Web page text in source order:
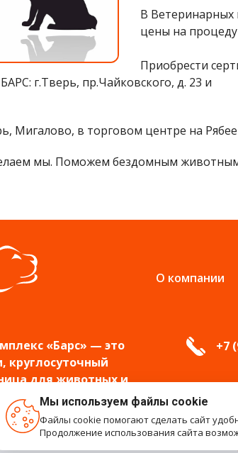
В Ветеринарных
цены на
Приобрести
г.Тверь, пр.Чайковского, д. 23 и
Мигалово, в торговом центре на
мы. Поможем бездомным
О компании
«Барс» — это
круглосуточный
для животных и
+7
Мы используем файлы cookie
Файлы cookie помогают сделать сайт
Продолжение использования сайта